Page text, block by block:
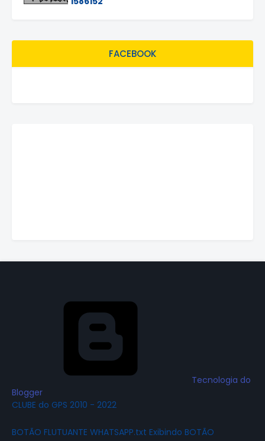
FACEBOOK
Tecnologia do
Blogger
CLUBE do GPS 2010 - 2022
BOTÃO FLUTUANTE WHATSAPP.txt Exibindo BOTÃO